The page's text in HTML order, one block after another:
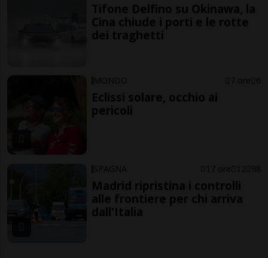
Tifone Delfino su Okinawa, la
Cina chiude i porti e le rotte
dei traghetti
MONDO 7 ore 6
Eclissi solare, occhio ai
pericoli
SPAGNA 17 ore 12 98
Madrid ripristina i controlli
alle frontiere per chi arriva
dall'Italia